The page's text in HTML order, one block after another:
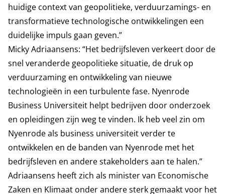
huidige context van geopolitieke, verduurzamings- en
transformatieve technologische ontwikkelingen een
duidelijke impuls gaan geven.”
Micky Adriaansens: “Het bedrijfsleven verkeert door de
snel veranderde geopolitieke situatie, de druk op
verduurzaming en ontwikkeling van nieuwe
technologieën in een turbulente fase. Nyenrode
Business Universiteit helpt bedrijven door onderzoek
en opleidingen zijn weg te vinden. Ik heb veel zin om
Nyenrode als business universiteit verder te
ontwikkelen en de banden van Nyenrode met het
bedrijfsleven en andere stakeholders aan te halen.”
Adriaansens heeft zich als minister van Economische
Zaken en Klimaat onder andere sterk gemaakt voor het